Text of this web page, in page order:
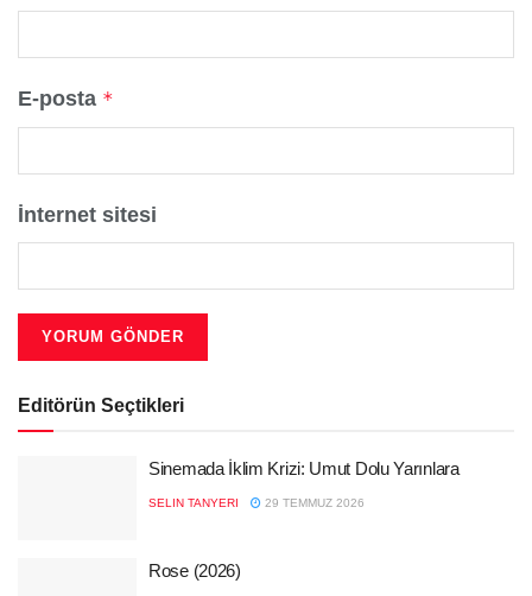
E-posta *
İnternet sitesi
Editörün Seçtikleri
Sinemada İklim Krizi: Umut Dolu Yarınlara
SELIN TANYERI 29 TEMMUZ 2026
Rose (2026)